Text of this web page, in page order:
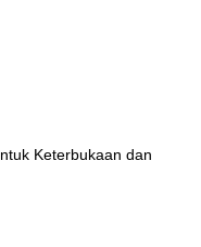
Keterbukaan dan